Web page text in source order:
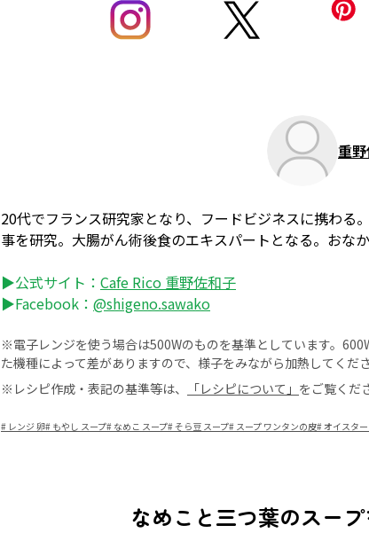
重
20代でフランス研究家となり、フードビジネスに携わ
事を研究。大腸がん術後食のエキスパートとなる。おな
▶公式サイト： Cafe Rico 重野佐和子
▶Facebook： @shigeno.sawako
※電子レンジを使う場合は500Wのものを基準としています。
た機種によって差がありますので、様子をみながら加熱してくださ
※レシピ作成・表記の基準等は、
「レシピについて」 をご覧くだ
# レンジ 卵# もやし スープ# なめこ スープ#そら豆 スープ# スープ ワンタンの皮#オイスタ
なめこと三つ葉のスー